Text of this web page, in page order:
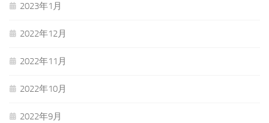
2023年1月
2022年12月
2022年11月
2022年10月
2022年9月